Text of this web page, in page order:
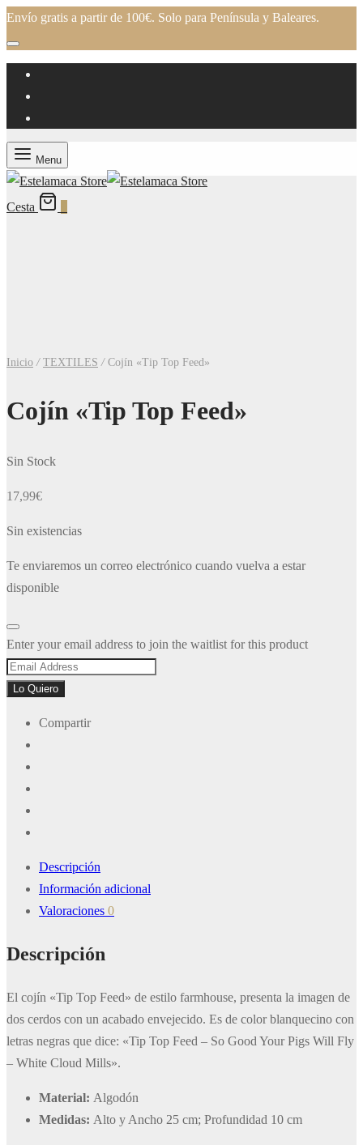
Envío gratis a partir de 100€. Solo para Península y Baleares.
Menu
Cesta
Inicio / TEXTILES /Cojín «Tip Top Feed»
Cojín «Tip Top Feed»
Sin Stock
17,99€
Sin existencias
Te enviaremos un correo electrónico cuando vuelva a estar
disponible
Dismiss
notification
Enter your email address to join the waitlist for this product
Lo Quiero
Compartir
Descripción
Información adicional
Valoraciones 0
Descripción
El cojín «Tip Top Feed» de estilo farmhouse, presenta la imagen de
dos cerdos con un acabado envejecido. Es de color blanquecino con
letras negras que dice: «Tip Top Feed – So Good Your Pigs Will Fly
– White Cloud Mills».
Material: Algodón
Medidas: Alto y Ancho 25 cm; Profundidad 10 cm